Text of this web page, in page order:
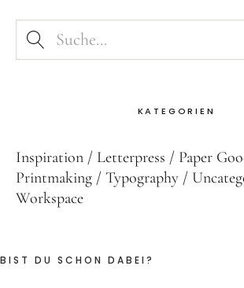
KATEGORIEN
Inspiration Letterpress Paper
Printmaking
Typography
Workspace
BIST DU SCHON DABEI?